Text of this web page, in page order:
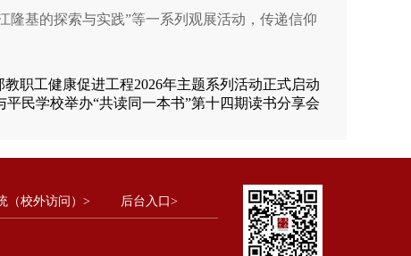
基的探索与实践”等一系列观展活动，传递信仰
职工健康促进工程2026年主题系列活动正式启动
平民学校举办“共读同一本书”第十四期读书分享会
（校外访问）> 后台入口>